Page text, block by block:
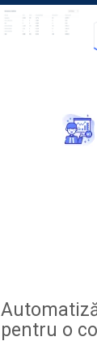
Facebook
pentru o